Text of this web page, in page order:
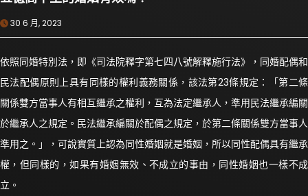
30 6 月, 2023
依照同婚特別法，即《司法院釋字第七四八號解釋施行法》，同婚配偶和
民法配偶原則上具有同樣的權利義務關係，該法第23條規定：「第二條
關係雙方當事人有相互繼承之權利，互為法定繼承人，準用民法繼承編關
於繼承人之規定。民法繼承編關於配偶之規定，於第二條關係雙方當事人
準用之。」，可說實質上認為同性婚姻就是婚姻，所以同性配偶具有繼承
權，但同樣的，如果有婚姻無效、不成立的事由，同性婚姻也一樣不成
立。